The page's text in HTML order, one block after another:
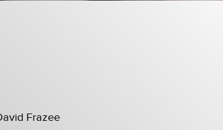
Frazee